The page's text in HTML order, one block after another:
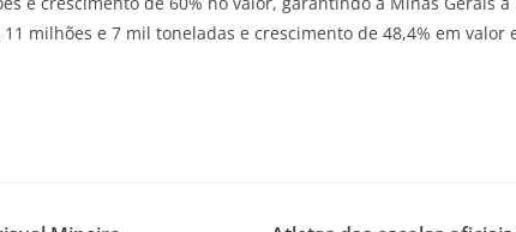
milhões e 7 mil toneladas e crescimento de 48,4% em valor